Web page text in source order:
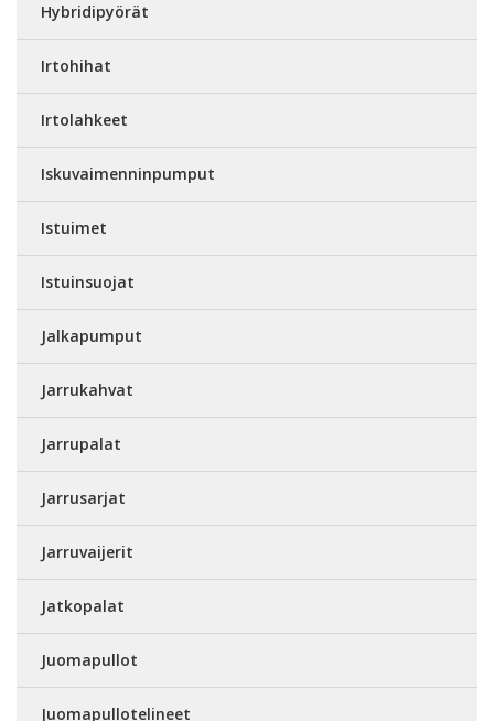
Hybridipyörät
Irtohihat
Irtolahkeet
Iskuvaimenninpumput
Istuimet
Istuinsuojat
Jalkapumput
Jarrukahvat
Jarrupalat
Jarrusarjat
Jarruvaijerit
Jatkopalat
Juomapullot
Juomapullotelineet